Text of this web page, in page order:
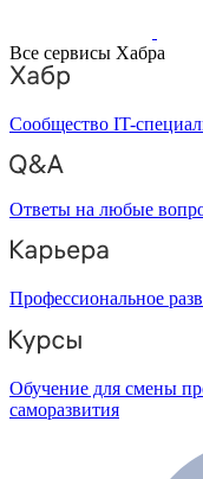
Все сервисы Хабра
Сообщество IT-
Ответы на любые
Профессиональное
Обучение для смены
саморазвития